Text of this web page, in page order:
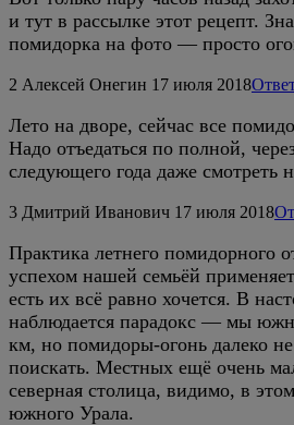
и тут в рассылке этот рецепт.
помидорка на фото — просто
2 Алексей Онегин 17 июля 2018
Лето на дворе, сейчас все
Надо отъедаться по полной,
следующего года даже смотреть
3 Дмитрий Иванович 17 июля 2018
Практика летнего помидорного
успехом нашей семьёй
есть их всё равно хочется. В
наблюдается парадокс — мы
км, но помидоры-огонь далеко
поискать. Местных ещё очень
северная столица, видимо, в
южного Урала.